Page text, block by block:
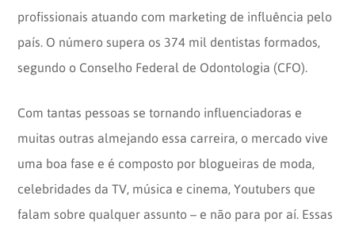
profissionais atuando com marketing de influência pelo
país. O número supera os 374 mil dentistas formados,
segundo o Conselho Federal de Odontologia (CFO).
Com tantas pessoas se tornando influenciadoras e
muitas outras almejando essa carreira, o mercado vive
uma boa fase e é composto por blogueiras de moda,
celebridades da TV, música e cinema, Youtubers que
falam sobre qualquer assunto – e não para por aí. Essas